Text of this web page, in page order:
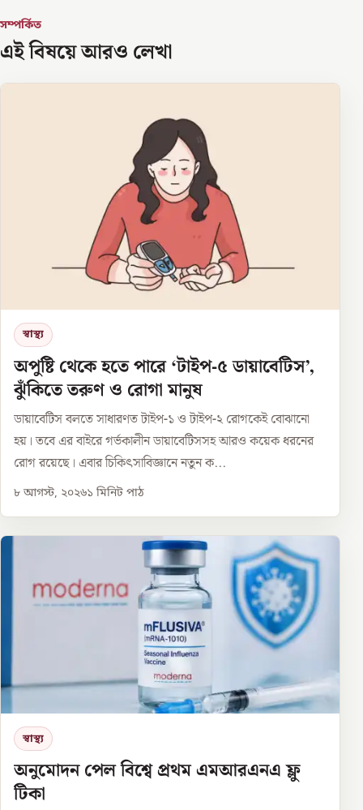
সম্পর্কিত
এই বিষয়ে আরও লেখা
স্বাস্থ্য
অপুষ্টি থেকে হতে পারে ‘টাইপ-৫ ডায়াবেটিস’,
ঝুঁকিতে তরুণ ও রোগা মানুষ
ডায়াবেটিস বলতে সাধারণত টাইপ-১ ও টাইপ-২ রোগকেই বোঝানো
হয়। তবে এর বাইরে গর্ভকালীন ডায়াবেটিসসহ আরও কয়েক ধরনের
রোগ রয়েছে। এবার চিকিৎসাবিজ্ঞানে নতুন ক...
৮ আগস্ট, ২০২৬১ মিনিট পাঠ
স্বাস্থ্য
অনুমোদন পেল বিশ্বে প্রথম এমআরএনএ ফ্লু
টিকা